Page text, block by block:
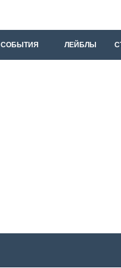
СОБЫТИЯ ЛЕЙБЛЫ